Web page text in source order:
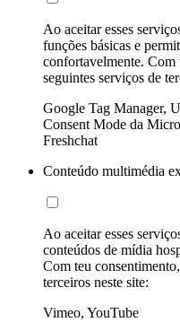
Ao aceitar esses
funções básicas e
confortavelmente. Com
seguintes serviços de
Google Tag Manager,
Consent Mode da
Freshchat
Conteúdo multimédia
Ao aceitar esses
conteúdos de mídia
Com teu
terceiros neste site:
Vimeo, YouTube